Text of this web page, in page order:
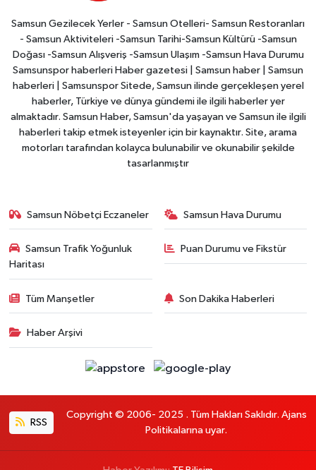
Samsun Gezilecek Yerler - Samsun Otelleri- Samsun Restoranları
- Samsun Aktiviteleri -Samsun Tarihi-Samsun Kültürü -Samsun
Doğası -Samsun Alışveriş -Samsun Ulaşım -Samsun Hava Durumu
Samsunspor haberleri Haber gazetesi | Samsun haber | Samsun
haberleri | Samsunspor Sitede, Samsun ilinde gerçekleşen yerel
haberler, Türkiye ve dünya gündemi ile ilgili haberler yer
almaktadır. Samsun Haber, Samsun'da yaşayan ve Samsun ile ilgili
haberleri takip etmek isteyenler için bir kaynaktır. Site, arama
motorları tarafından kolayca bulunabilir ve okunabilir şekilde
tasarlanmıştır
Samsun Nöbetçi Eczaneler Samsun Hava Durumu
Samsun Trafik Yoğunluk
Haritası
Puan Durumu ve Fikstür
Tüm Manşetler Son Dakika Haberleri
Haber Arşivi
RSS
Copyright © 2006- 2025 . Tüm Hakları Saklıdır. Ajans
Politikalarına uyar.